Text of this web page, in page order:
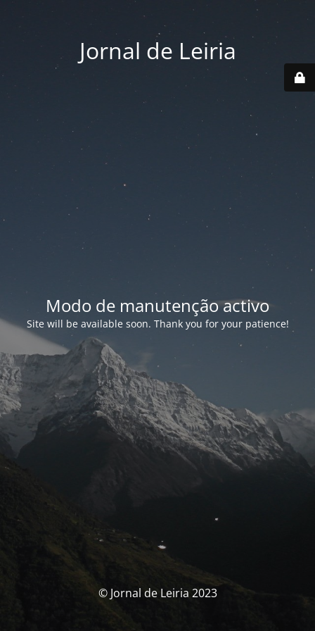
Jornal de Leiria
Modo de manutenção activo
Site will be available soon. Thank you for your patience!
© Jornal de Leiria 2023